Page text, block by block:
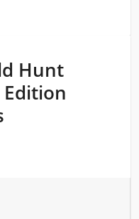
Hunt
Edition